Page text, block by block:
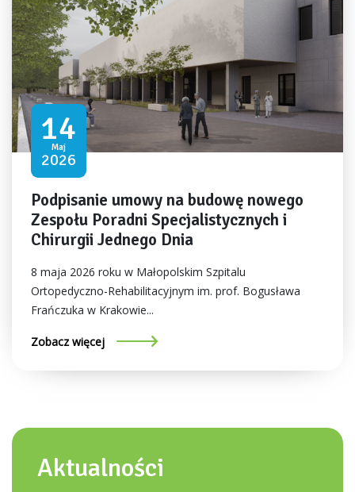
14
Maj
2026
Podpisanie umowy na budowę nowego
Zespołu Poradni Specjalistycznych i
Chirurgii Jednego Dnia
8 maja 2026 roku w Małopolskim Szpitalu
Ortopedyczno-Rehabilitacyjnym im. prof. Bogusława
Frańczuka w Krakowie...
Zobacz więcej
Aktualności